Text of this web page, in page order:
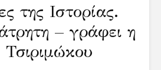
της Ιστορίας.
– γράφει η
Τσιριμώκου